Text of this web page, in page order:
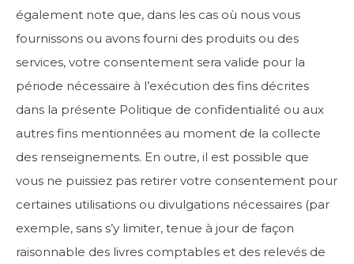
également note que, dans les cas où nous vous
fournissons ou avons fourni des produits ou des
services, votre consentement sera valide pour la
période nécessaire à l’exécution des fins décrites
dans la présente Politique de confidentialité ou aux
autres fins mentionnées au moment de la collecte
des renseignements. En outre, il est possible que
vous ne puissiez pas retirer votre consentement pour
certaines utilisations ou divulgations nécessaires (par
exemple, sans s’y limiter, tenue à jour de façon
raisonnable des livres comptables et des relevés de